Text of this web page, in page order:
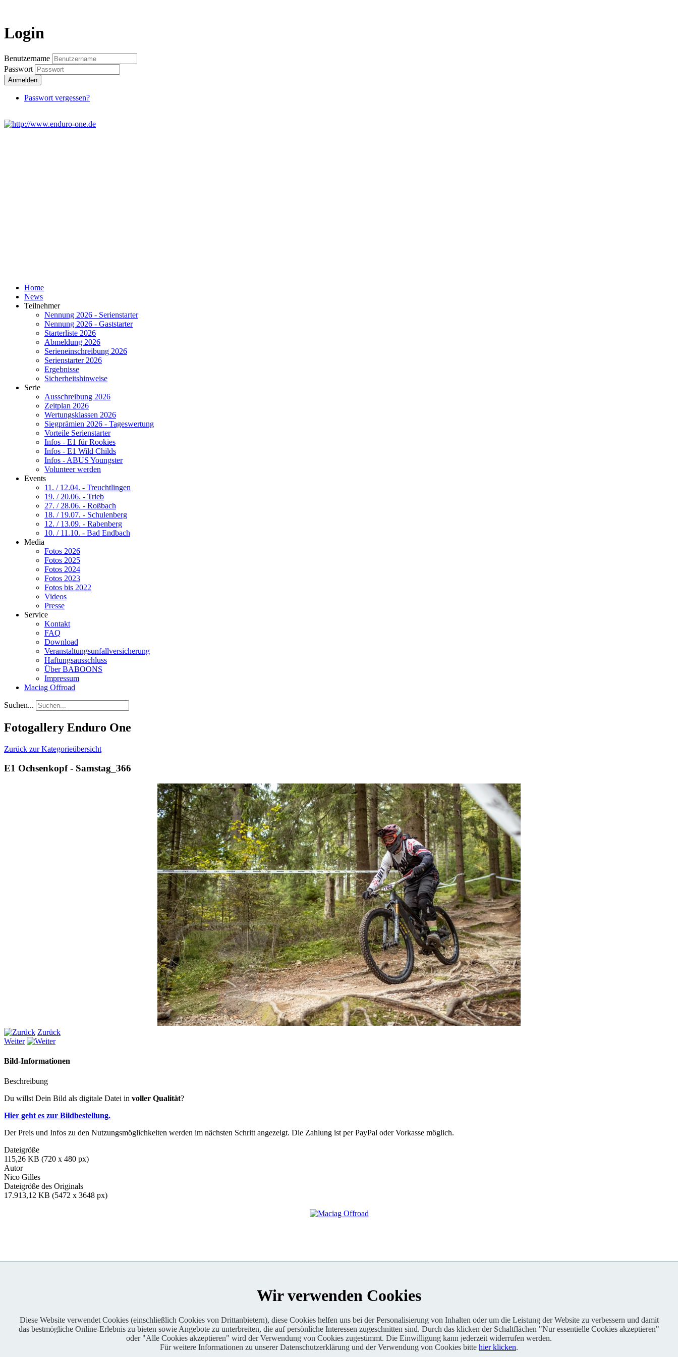
Login
Benutzername
Passwort
Anmelden
Passwort vergessen?
Home
News
Teilnehmer
Nennung 2026 - Serienstarter
Nennung 2026 - Gaststarter
Starterliste 2026
Abmeldung 2026
Serieneinschreibung 2026
Serienstarter 2026
Ergebnisse
Sicherheitshinweise
Serie
Ausschreibung 2026
Zeitplan 2026
Wertungsklassen 2026
Siegprämien 2026 - Tageswertung
Vorteile Serienstarter
Infos - E1 für Rookies
Infos - E1 Wild Childs
Infos - ABUS Youngster
Volunteer werden
Events
11. / 12.04. - Treuchtlingen
19. / 20.06. - Trieb
27. / 28.06. - Roßbach
18. / 19.07. - Schulenberg
12. / 13.09. - Rabenberg
10. / 11.10. - Bad Endbach
Media
Fotos 2026
Fotos 2025
Fotos 2024
Fotos 2023
Fotos bis 2022
Videos
Presse
Service
Kontakt
FAQ
Download
Veranstaltungsunfallversicherung
Haftungsausschluss
Über BABOONS
Impressum
Maciag Offroad
Suchen...
Fotogallery Enduro One
Zurück zur Kategorieübersicht
E1 Ochsenkopf - Samstag_366
Zurück
Weiter
Bild-Informationen
Beschreibung
Du willst Dein Bild als digitale Datei in voller Qualität?
Hier geht es zur Bildbestellung.
Der Preis und Infos zu den Nutzungsmöglichkeiten werden im nächsten Schritt angezeigt. Die Zahlung ist per PayPal oder Vorkasse möglich.
Dateigröße
115,26 KB (720 x 480 px)
Autor
Nico Gilles
Dateigröße des Originals
17.913,12 KB (5472 x 3648 px)
Enduro One Series Partner
Wir verwenden Cookies
Diese Website verwendet Cookies (einschließlich Cookies von Drittanbietern), diese Cookies helfen uns bei der Personalisierung von Inhalten oder um die Leistung der Website zu verbessern und damit
das bestmögliche Online-Erlebnis zu bieten sowie Angebote zu unterbreiten, die auf persönliche Interessen zugeschnitten sind. Durch das klicken der Schaltflächen "Nur essentielle Cookies akzeptieren"
oder "Alle Cookies akzeptieren" wird der Verwendung von Cookies zugestimmt. Die Einwilligung kann jederzeit widerrufen werden.
Für weitere Informationen zu unserer Datenschutzerklärung und der Verwendung von Cookies bitte hier klicken.